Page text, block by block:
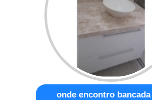
onde encontro bancada